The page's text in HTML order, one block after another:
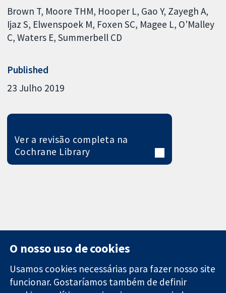
Brown T Moore THM Hooper L Gao Y Zayegh A
Ijaz S Elwenspoek M Foxen SC Magee L O'Malley
C Waters E Summerbell CD
Published
23 Julho 2019
Ver a revisão completa na
Cochrane Library
11-13 Cavendish
Contato
O nosso uso de cookies
Usamos cookies necessárias para fazer nosso site
funcionar. Gostaríamos também de definir